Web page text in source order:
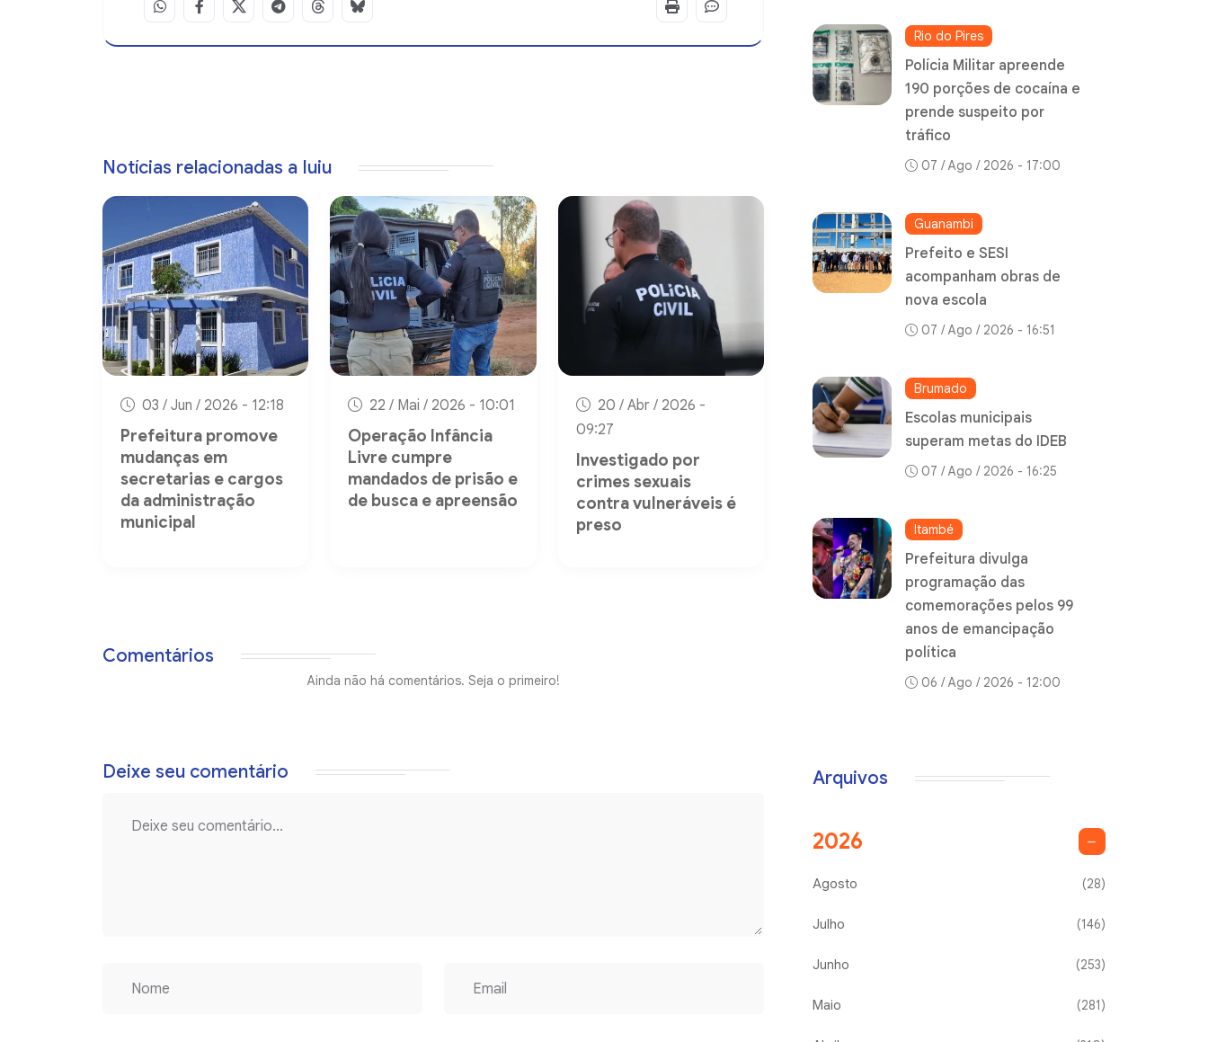
Notícias relacionadas a Iuiu
03 / Jun / 2026 - 12:18
Prefeitura promove
mudanças em
secretarias e cargos
da administração
municipal
22 / Mai / 2026 - 10:01
Operação Infância
Livre cumpre
mandados de prisão e
de busca e apreensão
20 / Abr / 2026 -
09:27
Investigado por
crimes sexuais
contra vulneráveis é
preso
Comentários
Ainda não há comentários. Seja o primeiro!
Deixe seu comentário
Rio do Pires
Polícia Militar apreende
190 porções de cocaína e
prende suspeito por
tráfico
07 / Ago / 2026 - 17:00
Guanambi
Prefeito e SESI
acompanham obras de
nova escola
07 / Ago / 2026 - 16:51
Brumado
Escolas municipais
superam metas do IDEB
07 / Ago / 2026 - 16:25
Itambé
Prefeitura divulga
programação das
comemorações pelos 99
anos de emancipação
política
06 / Ago / 2026 - 12:00
Arquivos
2026
Agosto (28)
Julho (146)
Junho (253)
Maio (281)